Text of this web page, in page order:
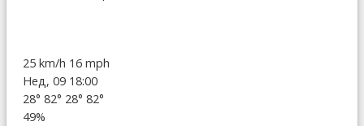
25 km/h 16 mph
Нед, 09 18:00
28° 82° 28° 82°
49%